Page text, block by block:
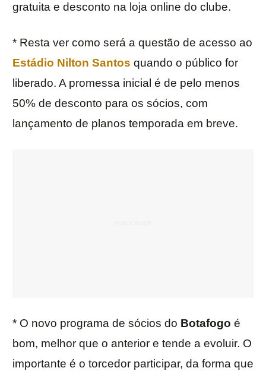
gratuita e desconto na loja online do clube.
* Resta ver como será a questão de acesso ao
Estádio Nilton Santos quando o público for
liberado. A promessa inicial é de pelo menos
50% de desconto para os sócios, com
lançamento de planos temporada em breve.
* O novo programa de sócios do Botafogo é
bom, melhor que o anterior e tende a evoluir. O
importante é o torcedor participar, da forma que